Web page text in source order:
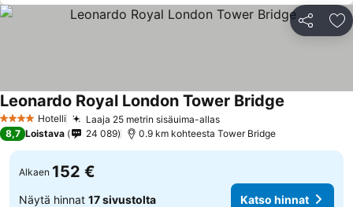
Jaa
4 Tähtiluokitus
Hotelli Laaja 25 metrin sisäuima-allas
Leonardo Royal London Tower Bridge
8,7 Loistava 24 089 0.9 km kohteesta Tower Bridge
Alkaen 152 €
Näytä hinnat 17 sivustolta Katso hinnat